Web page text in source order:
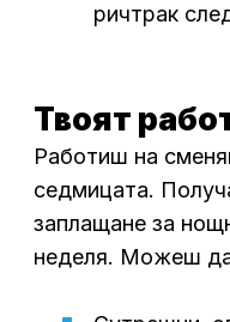
ричтрак
Твоят
Работиш на
седмицата.
заплащане за
неделя. Можеш